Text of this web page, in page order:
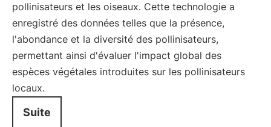
pollinisateurs et les oiseaux. Cette technologie a
enregistré des données telles que la présence,
l'abondance et la diversité des pollinisateurs,
permettant ainsi d'évaluer l'impact global des
espèces végétales introduites sur les pollinisateurs
locaux.
Suite